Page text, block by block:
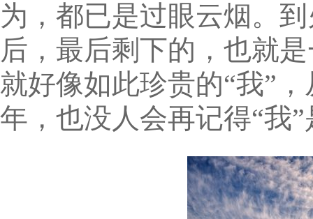
为，都已是过眼云烟。
后，最后剩下的，也就
就好像如此珍贵的“我”
年，也没人会再记得“我